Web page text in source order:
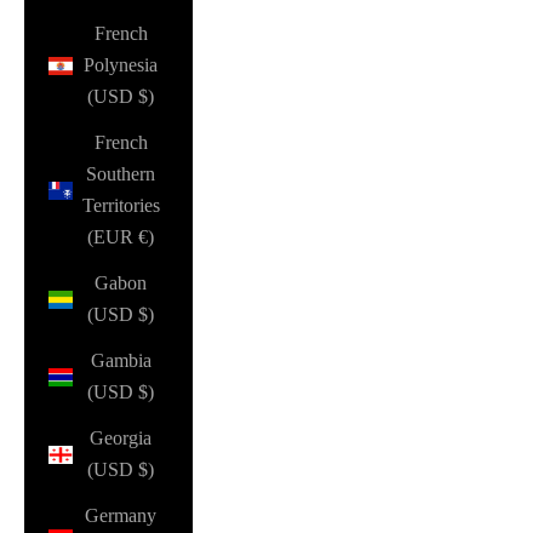
French
Polynesia
(USD $)
French
Southern
Territories
(EUR €)
Gabon
(USD $)
Gambia
(USD $)
Georgia
(USD $)
Germany